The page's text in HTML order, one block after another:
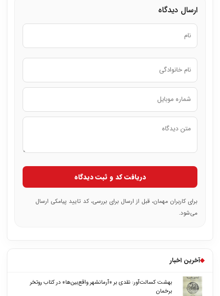
◆آخرین اخبار
بهشت کسالت‌آور: نقدی بر «آرمانشهر واقع‌بین‌ها» در کتاب روتخر
برخمان
ارسال دیدگاه
دریافت کد و ثبت دیدگاه
برای کاربران مهمان، قبل از ارسال برای بررسی، کد تایید پیامکی ارسال
می‌شود.